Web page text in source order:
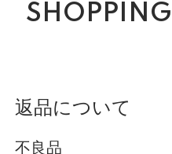
返品について
不良品